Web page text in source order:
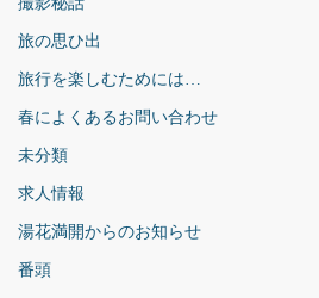
旅の思ひ出
旅行を楽しむためには…
春によくあるお問い合わせ
未分類
求人情報
湯花満開からのお知らせ
番頭